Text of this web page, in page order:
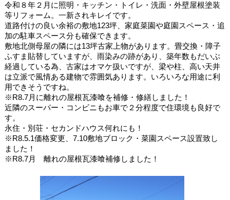
令和８年２月に照明・キッチン・トイレ・洗面・外壁屋根塗装
等リフォーム。一新されキレイです。
道路付けの良い余裕の敷地123坪、家庭菜園や庭園スペース・追
加の駐車スペース分も確保できます。
敷地北側母屋の隣には13坪古家上物があります。畳交換・障子
ふすま貼替していますが、雨染みの跡があり、築年数もだいぶ
経過している為、古家はオマケ扱いですが、梁や柱、高い天井
は立派で風情ある建物で雰囲気あります。いろいろな用途に利
用できそうですね。
※R8.7月に離れの屋根瓦漆喰を補修・修繕しました！
近隣のスーパー・コンビニもお車で２分程度で住環境も良好で
す。
永住・別荘・セカンドハウス何れにも！
※R8.5.1価格変更、7.10敷地ブロック・菜園スペース設置致し
ました！
※R8.7月 離れの屋根瓦漆喰補修しました！